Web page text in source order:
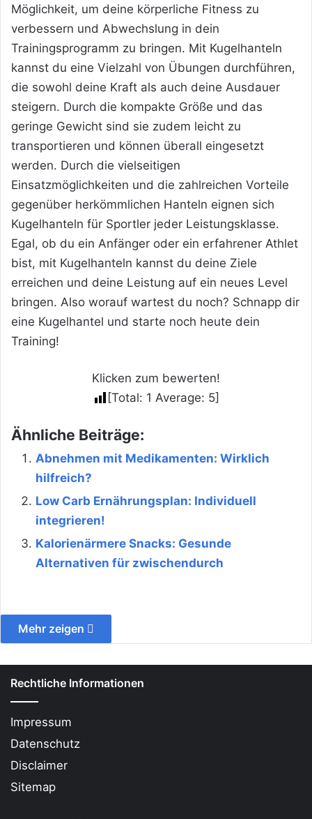
Möglichkeit, um deine körperliche Fitness zu
verbessern und Abwechslung in dein
Trainingsprogramm zu bringen. Mit Kugelhanteln
kannst du eine Vielzahl von Übungen durchführen,
die sowohl deine Kraft als auch deine Ausdauer
steigern. Durch die kompakte Größe und das
geringe Gewicht sind sie zudem leicht zu
transportieren und können überall eingesetzt
werden. Durch die vielseitigen
Einsatzmöglichkeiten und die zahlreichen Vorteile
gegenüber herkömmlichen Hanteln eignen sich
Kugelhanteln für Sportler jeder Leistungsklasse.
Egal, ob du ein Anfänger oder ein erfahrener Athlet
bist, mit Kugelhanteln kannst du deine Ziele
erreichen und deine Leistung auf ein neues Level
bringen. Also worauf wartest du noch? Schnapp dir
eine Kugelhantel und starte noch heute dein
Training!
Klicken zum bewerten!
[Total: 1 Average: 5]
Ähnliche Beiträge:
Abnehmen mit Medikamenten: Wirklich
hilfreich?
Low Carb Ernährungsplan: Individuell
integrieren!
Kalorienärmere Snacks: Gesunde
Alternativen für zwischendurch
Mehr zeigen
Rechtliche Informationen
Impressum
Datenschutz
Disclaimer
Sitemap